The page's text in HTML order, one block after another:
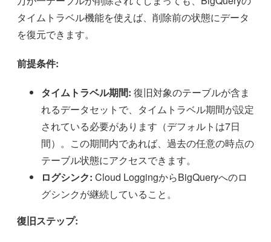
タイムトラベル機能を使えば、削除前の状態にデータ
を復元できます。
前提条件:
タイムトラベル期間: 復旧対象のテーブルが含ま
れるデータセットで、タイムトラベル期間が設定
されている必要があります（デフォルトは7日
間）。この期間内であれば、過去の任意の時点の
テーブル状態にアクセスできます。
ログシンク: Cloud LoggingからBigQueryへのロ
グシンクが継続していること。
復旧ステップ: